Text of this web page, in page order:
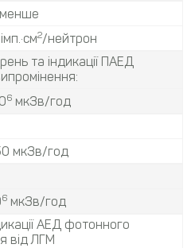
2/нейтрон
та індикації ПАЕД
6 мкЗв/год
мкЗв/год
6 мкЗв/год
АЕД фотонного
від ЛГМ